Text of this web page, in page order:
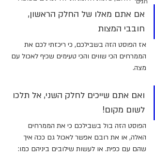
אם אתם מאלו של החלק הראשון,
חובבי המצות
אז הפוסט הזה בשבילכם, כי ריכזתי לכם את
הממרחים הכי שווים והכי טעימים שכיף לאכול עם
מצה.
ואם אתם שייכים לחלק השני, אל תלכו
לשום מקום!
הפוסט הזה בול בשבילכם כי את הממרחים
האלה, או את רובם אפשר לאכול גם ככה איך
שהם עם כפית. או לעשות שילובים ביניהם כמו: